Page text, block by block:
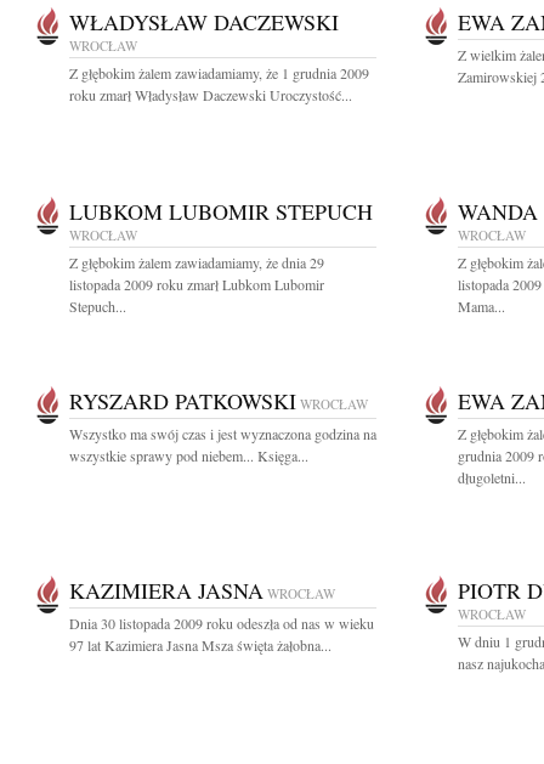
WŁADYSŁAW DACZEWSKI
WROCŁAW
Z głębokim żalem zawiadamiamy, że 1 grudnia 2009
roku zmarł Władysław Daczewski Uroczystość...
EWA
Z wielkim
Zamirowskiej
LUBKOM LUBOMIR STEPUCH
WROCŁAW
Z głębokim żalem zawiadamiamy, że dnia 29
listopada 2009 roku zmarł Lubkom Lubomir
Stepuch...
WROCŁAW
Z głębokim
listopada 2009
Mama...
RYSZARD PATKOWSKI WROCŁAW
Wszystko ma swój czas i jest wyznaczona godzina na
wszystkie sprawy pod niebem... Księga...
EWA
Z głębokim
grudnia 2009
długoletni...
KAZIMIERA JASNA WROCŁAW
Dnia 30 listopada 2009 roku odeszła od nas w wieku
97 lat Kazimiera Jasna Msza święta żałobna...
PIOTR
WROCŁAW
W dniu 1
nasz